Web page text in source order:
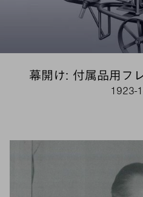
幕開け: 付属品用フ
1923-